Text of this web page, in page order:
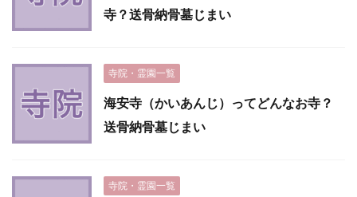
寺？送骨納骨墓じまい
寺院・霊園一覧
海安寺（かいあんじ）ってどんなお寺？
送骨納骨墓じまい
寺院・霊園一覧